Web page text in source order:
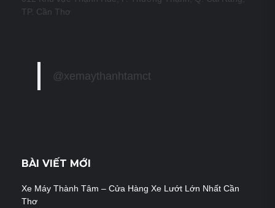
TP. Cần Thơ
@xemaythanhtamct
BÀI VIẾT MỚI
Xe Máy Thành Tâm – Cửa Hàng Xe Lướt Lớn Nhất Cần
Thơ